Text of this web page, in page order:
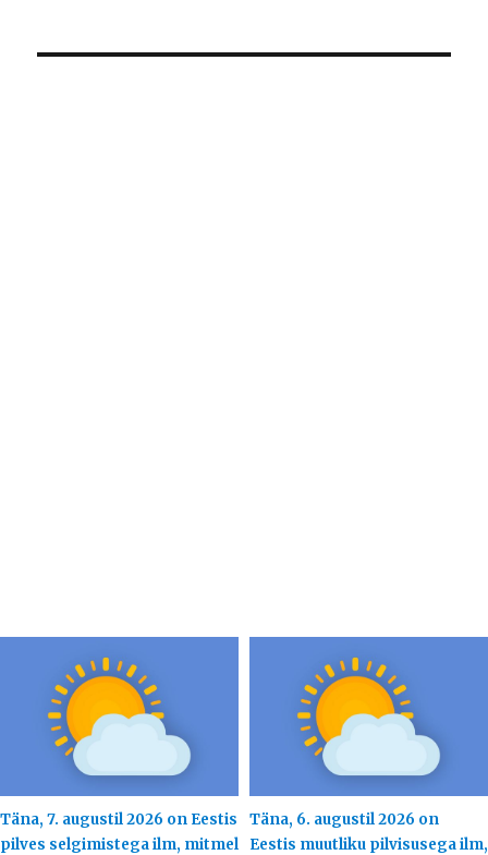
Täna, 7. augustil 2026 on Eestis
pilves selgimistega ilm, mitmel
Täna, 6. augustil 2026 on
Eestis muutliku pilvisusega ilm,